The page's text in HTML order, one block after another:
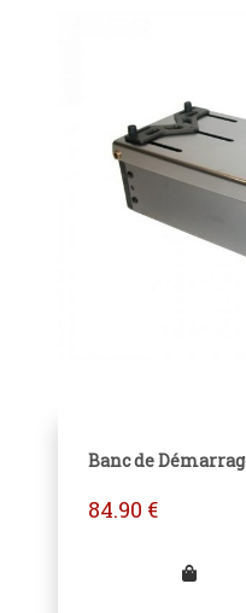
Banc de
84.90 €